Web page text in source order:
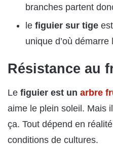
branches partent
le figuier sur tige
unique d’où démarre
Résistance au
Le figuier est un arbre
aime le plein soleil. Mais
ça. Tout dépend en
conditions de cultures.